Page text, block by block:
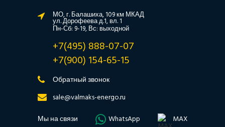
МО, г. Балашиха, 109 км МКАД
ул. Дорофеева д.1, вл. 1
Пн-Сб: 9-19, Вс: выходной
+7(495) 888-07-07
+7(900) 154-65-15
Обратный звонок
sale@valmaks-energo.ru
Мы на связи
WhatsApp MAX